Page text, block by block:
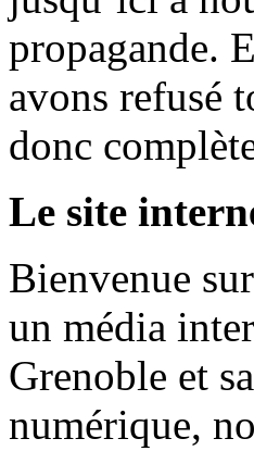
propagande.
avons refusé
donc
Le site
Bienvenue
un média
Grenoble et
numérique,